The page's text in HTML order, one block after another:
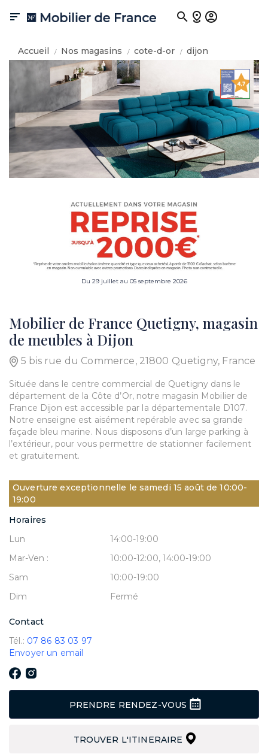

Accueil Nos magasins cote-d-or dijon
Du 29 juillet au 05 septembre 2026
Mobilier de France Quetigny, magasin
de meubles à Dijon
5 bis rue du Commerce, 21800 Quetigny, France
Située dans le centre commercial de Quetigny dans le
département de la Côte d’Or, notre magasin Mobilier de
France Dijon est accessible par la départementale D107.
Notre enseigne est aisément repérable avec sa grande
façade bleu marine. Nous disposons d’un large parking à
l’extérieur, pour vous permettre de stationner facilement
et gratuitement.
Ouverture exceptionnelle le samedi 15 août de 10:00-
19:00
Horaires
Lun
14:00-19:00
Mar-Ven :
10:00-12:00, 14:00-19:00
Sam
10:00-19:00
Dim
Fermé
Contact
Tél.: 07 86 83 03 97
Envoyer un email
PRENDRE RENDEZ-VOUS
TROUVER L'ITINERAIRE